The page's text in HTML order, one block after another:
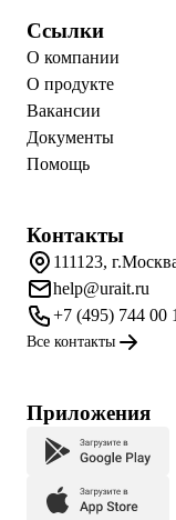
Ссылки
О компании
О продукте
Вакансии
Документы
Помощь
Контакты
111123,
help@urait.ru
+7 (495) 744 00
Все контакты
Приложения